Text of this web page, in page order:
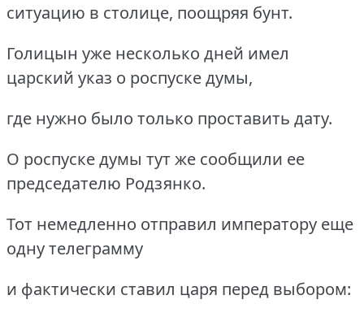
ситуацию в столице, поощряя бунт.
Голицын уже несколько дней имел
царский указ о роспуске думы,
где нужно было только проставить дату.
О роспуске думы тут же сообщили ее
председателю Родзянко.
Тот немедленно отправил императору еще
одну телеграмму
и фактически ставил царя перед выбором: